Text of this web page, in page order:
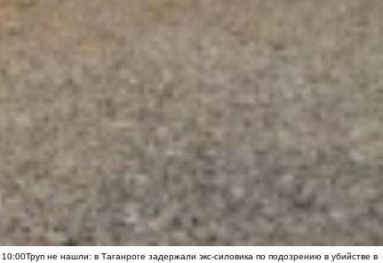
10:00Труп не нашли: в Таганроге задержали экс-силовика по подозрению в убийстве в